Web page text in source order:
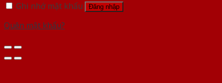
Ghi nhớ mật khẩu
Đăng nhập
Quên mật khẩu?